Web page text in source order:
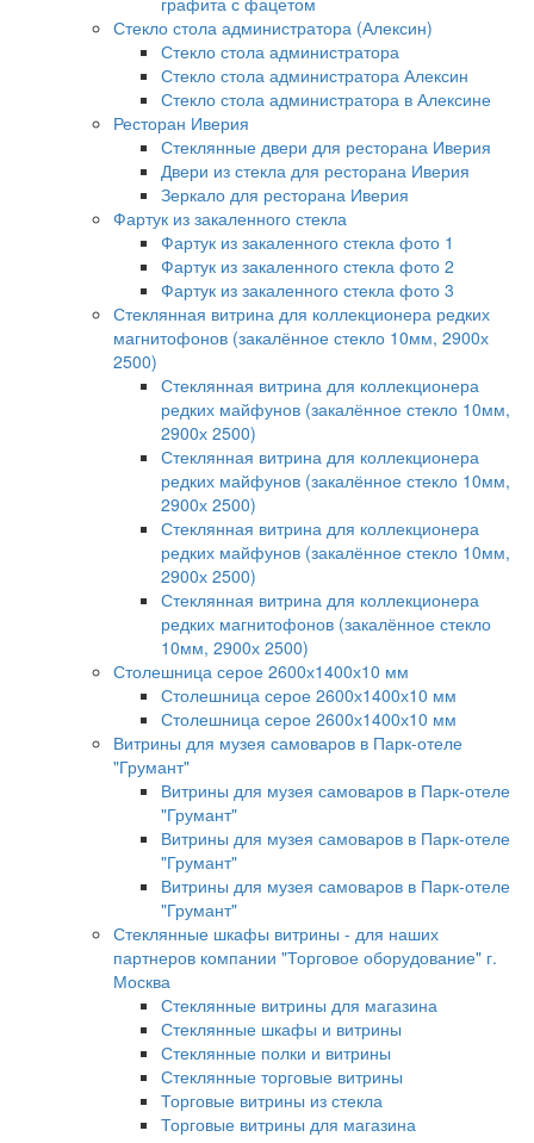
Стекло стола администратора (Алексин)
Стекло стола администратора
Стекло стола администратора Алексин
Стекло стола администратора в Алексине
Ресторан Иверия
Стеклянные двери для ресторана Иверия
Двери из стекла для ресторана Иверия
Зеркало для ресторана Иверия
Фартук из закаленного стекла
Фартук из закаленного стекла фото 1
Фартук из закаленного стекла фото 2
Фартук из закаленного стекла фото 3
Стеклянная витрина для коллекционера редких
магнитофонов (закалённое стекло 10мм, 2900х
2500)
Стеклянная витрина для коллекционера
редких майфунов (закалённое стекло 10мм,
2900х 2500)
Стеклянная витрина для коллекционера
редких майфунов (закалённое стекло 10мм,
2900х 2500)
Стеклянная витрина для коллекционера
редких майфунов (закалённое стекло 10мм,
2900х 2500)
Стеклянная витрина для коллекционера
редких магнитофонов (закалённое стекло
10мм, 2900х 2500)
Столешница серое 2600х1400х10 мм
Столешница серое 2600х1400х10 мм
Столешница серое 2600х1400х10 мм
Витрины для музея самоваров в Парк-отеле
"Грумант"
Витрины для музея самоваров в Парк-отеле
"Грумант"
Витрины для музея самоваров в Парк-отеле
"Грумант"
Витрины для музея самоваров в Парк-отеле
"Грумант"
Стеклянные шкафы витрины - для наших
партнеров компании "Торговое оборудование" г.
Москва
Стеклянные витрины для магазина
Стеклянные шкафы и витрины
Стеклянные полки и витрины
Стеклянные торговые витрины
Торговые витрины из стекла
Торговые витрины для магазина